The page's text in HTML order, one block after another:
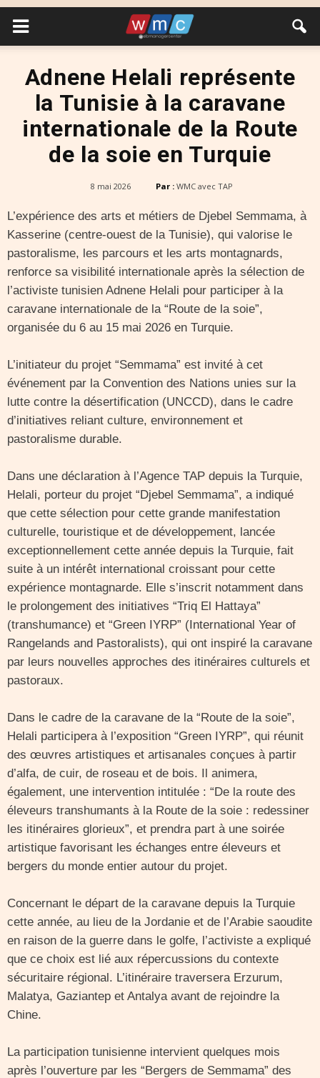
Adnene Helali représente
la Tunisie à la caravane
internationale de la Route
de la soie en Turquie
8 mai 2026 Par : WMC avec TAP
L’expérience des arts et métiers de Djebel Semmama, à
Kasserine (centre-ouest de la Tunisie), qui valorise le
pastoralisme, les parcours et les arts montagnards,
renforce sa visibilité internationale après la sélection de
l’activiste tunisien Adnene Helali pour participer à la
caravane internationale de la “Route de la soie”,
organisée du 6 au 15 mai 2026 en Turquie.
L’initiateur du projet “Semmama” est invité à cet
événement par la Convention des Nations unies sur la
lutte contre la désertification (UNCCD), dans le cadre
d’initiatives reliant culture, environnement et
pastoralisme durable.
Dans une déclaration à l’Agence TAP depuis la Turquie,
Helali, porteur du projet “Djebel Semmama”, a indiqué
que cette sélection pour cette grande manifestation
culturelle, touristique et de développement, lancée
exceptionnellement cette année depuis la Turquie, fait
suite à un intérêt international croissant pour cette
expérience montagnarde. Elle s’inscrit notamment dans
le prolongement des initiatives “Triq El Hattaya”
(transhumance) et “Green IYRP” (International Year of
Rangelands and Pastoralists), qui ont inspiré la caravane
par leurs nouvelles approches des itinéraires culturels et
pastoraux.
Dans le cadre de la caravane de la “Route de la soie”,
Helali participera à l’exposition “Green IYRP”, qui réunit
des œuvres artistiques et artisanales conçues à partir
d’alfa, de cuir, de roseau et de bois. Il animera,
également, une intervention intitulée : “De la route des
éleveurs transhumants à la Route de la soie : redessiner
les itinéraires glorieux”, et prendra part à une soirée
artistique favorisant les échanges entre éleveurs et
bergers du monde entier autour du projet.
Concernant le départ de la caravane depuis la Turquie
cette année, au lieu de la Jordanie et de l’Arabie saoudite
en raison de la guerre dans le golfe, l’activiste a expliqué
que ce choix est lié aux répercussions du contexte
sécuritaire régional. L’itinéraire traversera Erzurum,
Malatya, Gaziantep et Antalya avant de rejoindre la
Chine.
La participation tunisienne intervient quelques mois
après l’ouverture par les “Bergers de Semmama” des